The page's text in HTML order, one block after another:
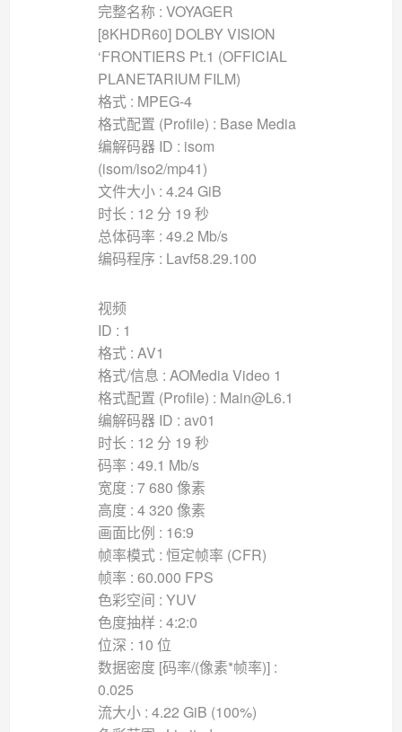
完整名称 : VOYAGER
[8KHDR60] DOLBY VISION
‘FRONTIERS Pt.1 (OFFICIAL
PLANETARIUM FILM)
格式 : MPEG-4
格式配置 (Profile) : Base Media
编解码器 ID : isom
(isom/iso2/mp41)
文件大小 : 4.24 GiB
时长 : 12 分 19 秒
总体码率 : 49.2 Mb/s
编码程序 : Lavf58.29.100
视频
ID : 1
格式 : AV1
格式/信息 : AOMedia Video 1
格式配置 (Profile) : Main@L6.1
编解码器 ID : av01
时长 : 12 分 19 秒
码率 : 49.1 Mb/s
宽度 : 7 680 像素
高度 : 4 320 像素
画面比例 : 16:9
帧率模式 : 恒定帧率 (CFR)
帧率 : 60.000 FPS
色彩空间 : YUV
色度抽样 : 4:2:0
位深 : 10 位
数据密度 [码率/(像素*帧率)] :
0.025
流大小 : 4.22 GiB (100%)